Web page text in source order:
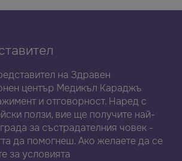
на Здравен
център Медикъл Караджъ
и отговорност. Наред с
ползи, вие ще получите най-
за състрадателния човек -
да помогнеш. Ако желаете да се
за условията